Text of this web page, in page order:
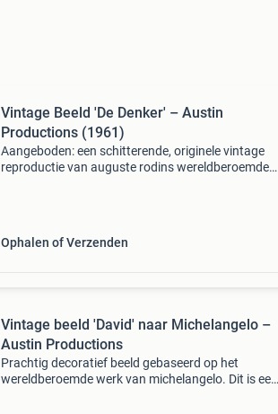
Vintage Beeld 'De Denker' – Austin
Productions (1961)
Aangeboden: een schitterende, originele vintage
reproductie van auguste rodins wereldberoemde
Ophalen of Verzenden
Vintage beeld 'David' naar Michelangelo –
Austin Productions
Prachtig decoratief beeld gebaseerd op het
wereldberoemde werk van michelangelo. Dit is een